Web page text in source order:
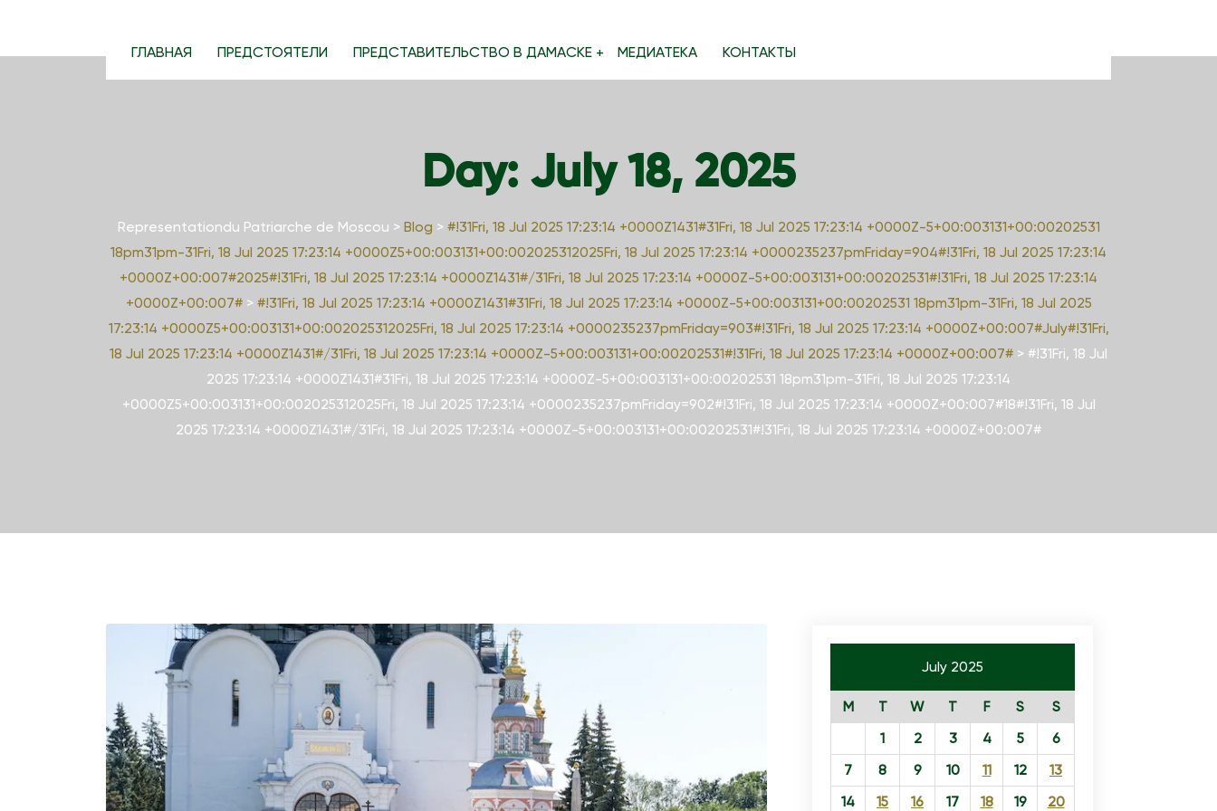
ГЛАВНАЯ ПРЕДСТОЯТЕЛИ ПРЕДСТАВИТЕЛЬСТВО В ДАМАСКЕ МЕДИАТЕКА КОНТАКТЫ
Day: July 18, 2025
Representationdu Patriarche de Moscou > Blog > #!31Fri, 18 Jul 2025 17:23:14 +0000Z1431#31Fri, 18 Jul 2025 17:23:14 +0000Z-5+00:003131+00:00202531
18pm31pm-31Fri, 18 Jul 2025 17:23:14 +0000Z5+00:003131+00:002025312025Fri, 18 Jul 2025 17:23:14 +0000235237pmFriday=904#!31Fri, 18 Jul 2025 17:23:14
+0000Z+00:007#2025#!31Fri, 18 Jul 2025 17:23:14 +0000Z1431#/31Fri, 18 Jul 2025 17:23:14 +0000Z-5+00:003131+00:00202531#!31Fri, 18 Jul 2025 17:23:14
+0000Z+00:007#> #!31Fri, 18 Jul 2025 17:23:14 +0000Z1431#31Fri, 18 Jul 2025 17:23:14 +0000Z-5+00:003131+00:00202531 18pm31pm-31Fri, 18 Jul 2025
17:23:14 +0000Z5+00:003131+00:002025312025Fri, 18 Jul 2025 17:23:14 +0000235237pmFriday=903#!31Fri, 18 Jul 2025 17:23:14 +0000Z+00:007#July#!31Fri,
18 Jul 2025 17:23:14 +0000Z1431#/31Fri, 18 Jul 2025 17:23:14 +0000Z-5+00:003131+00:00202531#!31Fri, 18 Jul 2025 17:23:14 +0000Z+00:007# > #!31Fri, 18 Jul
2025 17:23:14 +0000Z1431#31Fri, 18 Jul 2025 17:23:14 +0000Z-5+00:003131+00:00202531 18pm31pm-31Fri, 18 Jul 2025 17:23:14
+0000Z5+00:003131+00:002025312025Fri, 18 Jul 2025 17:23:14 +0000235237pmFriday=902#!31Fri, 18 Jul 2025 17:23:14 +0000Z+00:007#18#!31Fri, 18 Jul
2025 17:23:14 +0000Z1431#/31Fri, 18 Jul 2025 17:23:14 +0000Z-5+00:003131+00:00202531#!31Fri, 18 Jul 2025 17:23:14 +0000Z+00:007#
July 2025
M T W T F S
S
1
2 3 4 5
6
7
8 9 10 11 12
13
14
15 16 17 18 19
20